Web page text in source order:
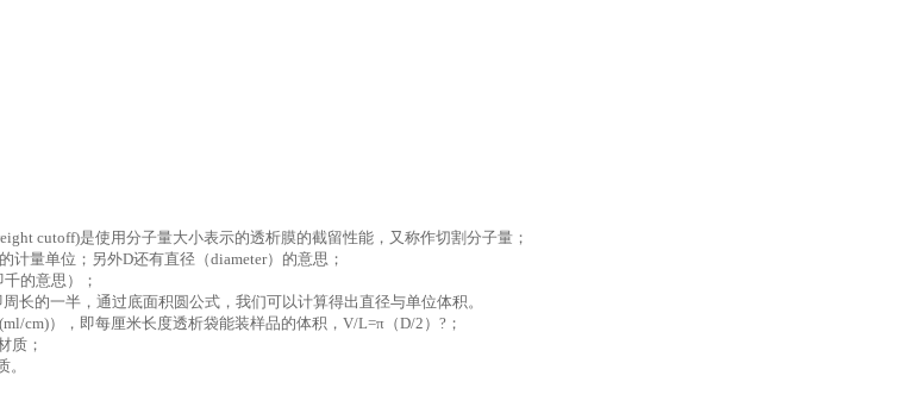
cutoff)是使用分子量大小表示的透析膜的截留性能，又称作切割分子量；
计量单位；另外D还有直径（diameter）的意思；
的意思）；
长的一半，通过底面积圆公式，我们可以计算得出直径与单位体积。
cm)），即每厘米长度透析袋能装样品的体积，V/L=π（D/2）?；
质；
。